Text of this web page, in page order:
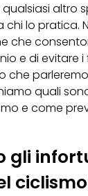
altro
chi lo pratica.
che
e di evitare i
che
quali
e come
gli